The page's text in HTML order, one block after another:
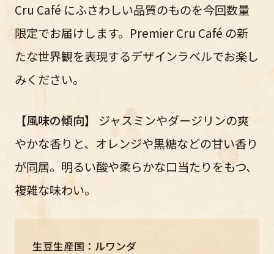
Cru Café にふさわしい品質のものを今回数量
限定でお届けします。Premier Cru Café の新
たな世界観を表現するデザインラベルでお楽し
みください。
【風味の傾向】
ジャスミンやダージリンの爽
やかな香りと、オレンジや黒糖などの甘い香り
が同居。明るい酸や柔らかな口当たりをもつ、
複雑な味わい。
生豆生産国：ルワンダ